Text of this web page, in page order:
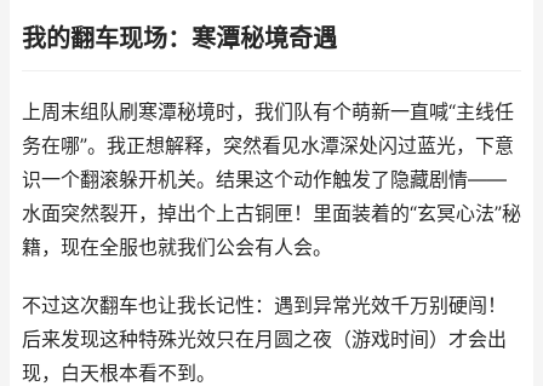
我的翻车现场：寒潭秘境奇遇
上周末组队刷寒潭秘境时，我们队有个萌新一直喊“主线任
务在哪”。我正想解释，突然看见水潭深处闪过蓝光，下意
识一个翻滚躲开机关。结果这个动作触发了隐藏剧情——
水面突然裂开，掉出个上古铜匣！里面装着的“玄冥心法”秘
籍，现在全服也就我们公会有人会。
不过这次翻车也让我长记性：遇到异常光效千万别硬闯！
后来发现这种特殊光效只在月圆之夜（游戏时间）才会出
现，白天根本看不到。